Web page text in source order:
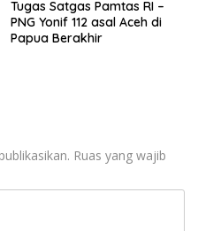
Tugas Satgas Pamtas RI –
PNG Yonif 112 asal Aceh di
Papua Berakhir
Ruas yang wajib